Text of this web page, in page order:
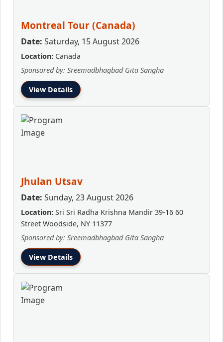
Montreal Tour (Canada)
Date: Saturday, 15 August 2026
Location: Canada
Sponsored by: Sreemadbhagbad Gita Sangha
View Details
Jhulan Utsav
Date: Sunday, 23 August 2026
Location: Sri Sri Radha Krishna Mandir 39-16 60
Street Woodside, NY 11377
Sponsored by: Sreemadbhagbad Gita Sangha
View Details